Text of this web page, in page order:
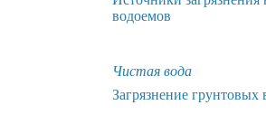
водоемов
Чистая вода
Загрязнение